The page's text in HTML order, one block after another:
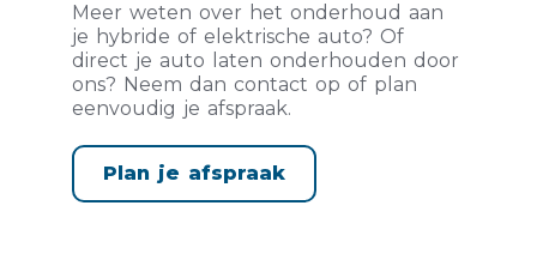
Meer weten over het onderhoud aan
je hybride of elektrische auto? Of
direct je auto laten onderhouden door
ons? Neem dan contact op of plan
eenvoudig je afspraak.
Plan je afspraak